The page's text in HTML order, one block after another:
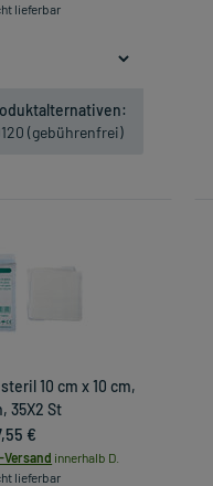
lieferbar
(gebührenfrei)
10 cm x 10 cm,
35X2 St
€
Versand innerhalb D.
lieferbar